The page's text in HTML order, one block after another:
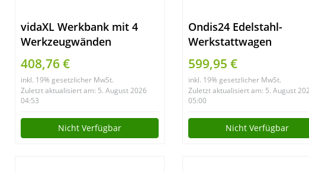
vidaXL Werkbank mit 4
Werkzeugwänden
Werkstattwand Lochwand
Werkstatteinrichtung
Werkzeugschrank
Montagewerkbank
Werktisch Werkstatttisch
408,76 €
inkl. 19% gesetzlicher MwSt.
Zuletzt aktualisiert am: 5. August 2026
04:53
Nicht Verfügbar
Ondis24 Edelstahl-
Werkstattwagen
Werkzeugwagen mit 10
Leichtlaufschubladen &
XL-
Massivholzarbeitsplatte,
Lenkrollen, fahrbare
Werkbank, unbestückt
599,95 €
inkl. 19% gesetzlicher MwSt.
Zuletzt aktualisiert am: 5. August
05:00
Nicht Verfügbar